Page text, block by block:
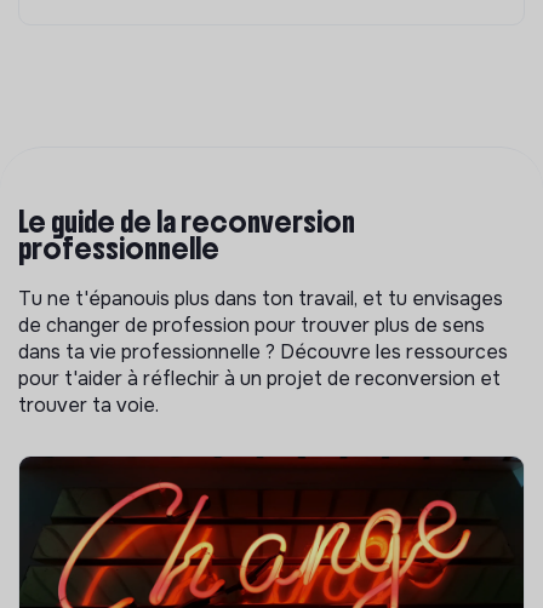
Le guide de la reconversion
professionnelle
Tu ne t'épanouis plus dans ton travail, et tu envisages
de changer de profession pour trouver plus de sens
dans ta vie professionnelle ? Découvre les ressources
pour t'aider à réflechir à un projet de reconversion et
trouver ta voie.